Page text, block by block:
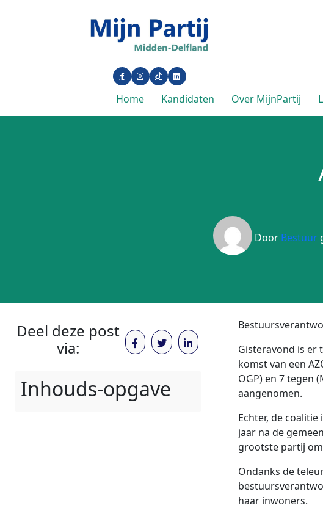
Home Kandidaten Over MijnPartij
Door Bestuur
Deel deze post
via:
Inhouds-opgave
Gisteravond is er
komst van een
OGP) en 7 tegen
aangenomen.
Echter, de
jaar na de
grootste partij
Ondanks de
haar inwoners.